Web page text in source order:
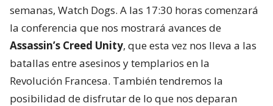
semanas, Watch Dogs. A las 17:30 horas comenzará
la conferencia que nos mostrará avances de
Assassin’s Creed Unity, que esta vez nos lleva a las
batallas entre asesinos y templarios en la
Revolución Francesa. También tendremos la
posibilidad de disfrutar de lo que nos deparan